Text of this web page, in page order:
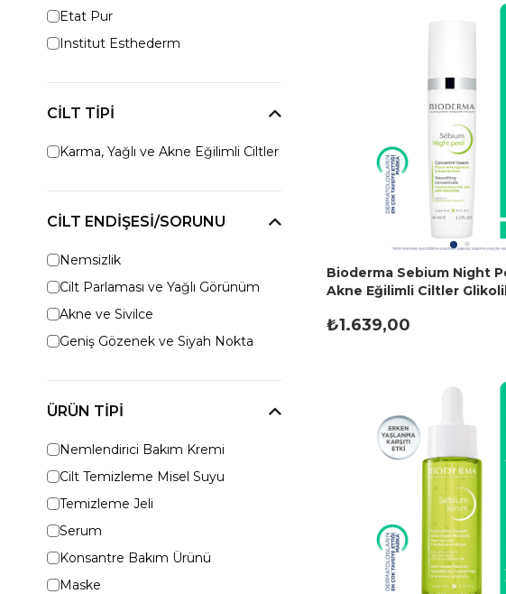
Etat Pur
Institut Esthederm
CILT TIPI
Karma, Yağlı ve Akne Eğilimli Ciltler
CILT ENDIŞESI/SORUNU
Nemsizlik
Cilt Parlaması ve Yağlı Görünüm
Akne ve Sivilce
Geniş Gözenek ve Siyah Nokta
ÜRÜN TIPI
Nemlendirici Bakım Kremi
Cilt Temizleme Misel Suyu
Temizleme Jeli
Serum
Konsantre Bakım Ürünü
Maske
Bioderma Sebium Night
Akne Eğilimli Ciltler
Peeling Etkili Gece
₺1.639,00